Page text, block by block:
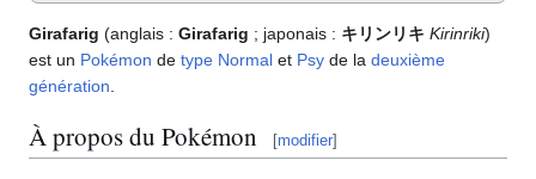
Girafarig (anglais : Girafarig ; japonais : キリンリキ Kirinriki)
est un Pokémon de type Normal et Psy de la deuxième
génération
À propos du Pokémon [modifier]